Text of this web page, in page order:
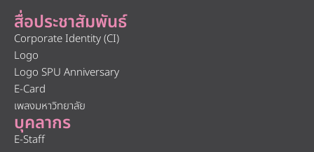
สื่อประชาสัมพันธ์
Corporate Identity (CI)
Logo
Logo SPU Anniversary
E-Card
เพลงมหาวิทยาลัย
บุคลากร
E-Staff